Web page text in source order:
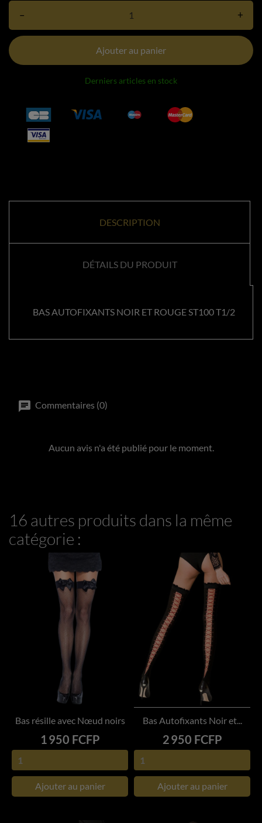
– +
Ajouter au panier
Derniers articles en stock
DESCRIPTION
DÉTAILS DU PRODUIT
BAS AUTOFIXANTS NOIR ET ROUGE ST100 T1/2
Commentaires (0)
Aucun avis n'a été publié pour le moment.
16 autres produits dans la même
catégorie :
Bas résille avec Nœud noirs
Prix
1 950 FCFP
Ajouter au panier
Bas Autofixants Noir et...
Prix
2 950 FCFP
Ajouter au panier